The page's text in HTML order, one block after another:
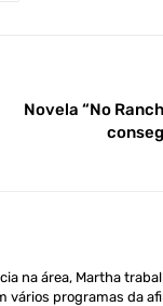
Novela “No
na área, Martha
vários programas da